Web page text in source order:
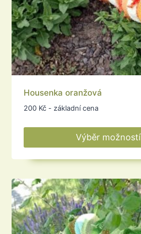
Housenka oranžová
200 Kč - základní cena
Výběr možností
má
více
variant.
Možnosti